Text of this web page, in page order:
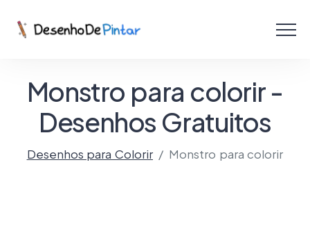
Colorir Online
Criar com IA!
Monstro para colorir -
Desenhos Gratuitos
Desenhos para Colorir Monstro para colorir